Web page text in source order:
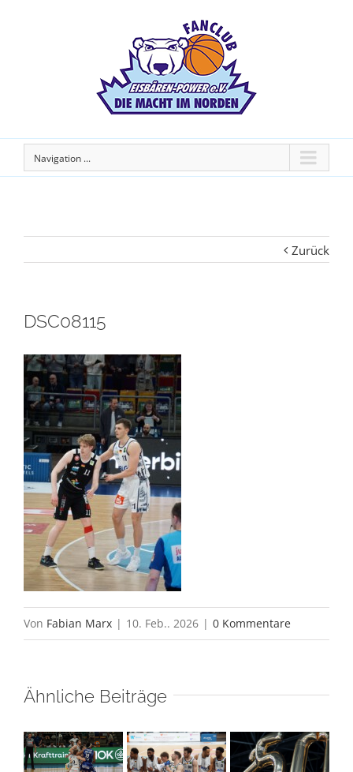
Navigation ...
Zurück
DSC08115
Von Fabian Marx | 10. Feb.. 2026 | 0 Kommentare
Ähnliche Beiträge